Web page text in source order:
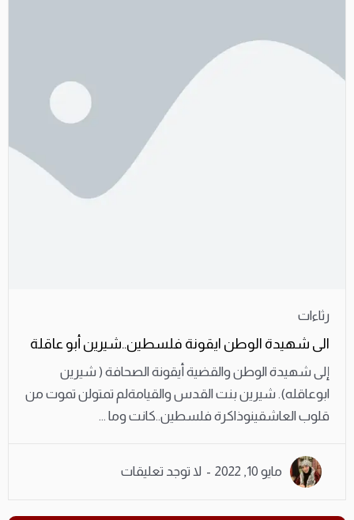
رثاءات
الى شهيدة الوطن ايقونة فلسطين..شيرين أبو عاقلة
إلى شهيدة الوطن والقضية أيقونة الصحافة ( شيرين
ابوعاقله). شيرين بنت القدس والقيامةلم تمتولن تموت من
قلوب العاشقينوذاكرة فلسطين..كانت وما ...
مايو 10, 2022 لا توجد تعليقات